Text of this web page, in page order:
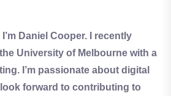
Daniel Cooper. I recently
University of Melbourne with a
I’m passionate about digital
forward to contributing to